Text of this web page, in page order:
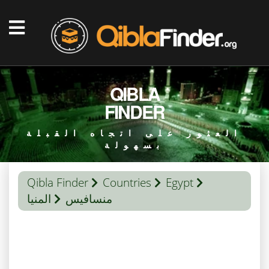
QIBLA
FINDER
العثور على اتجاه القبلة
بسهولة
Qibla Finder Countries
Egypt
المنيا
منسافيس